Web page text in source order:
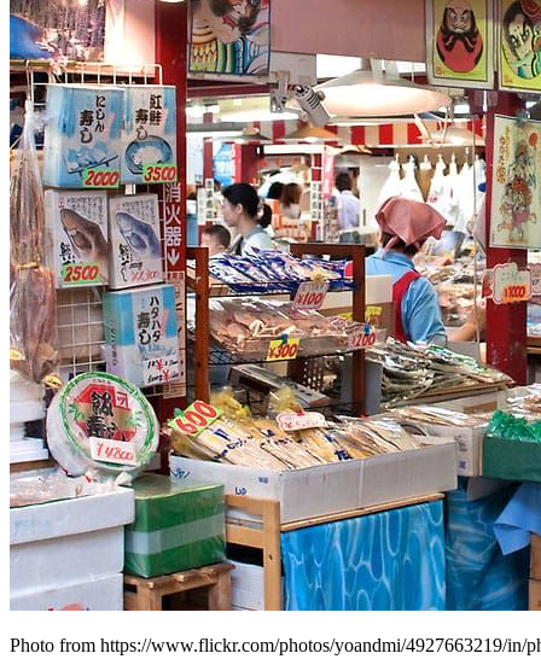
Photo from https://www.flickr.com/photos/yoandmi/4927663219/in/